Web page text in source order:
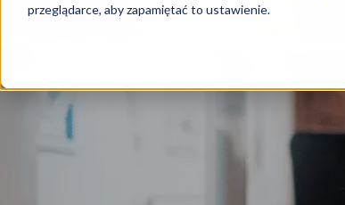
przeglądarce, aby zapamiętać to ustawienie.